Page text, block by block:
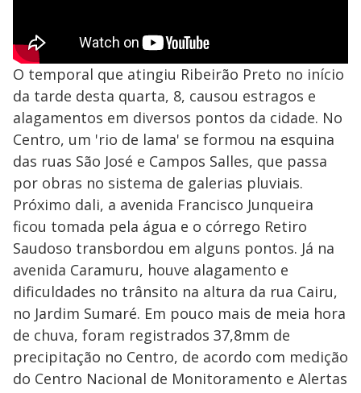
O temporal que atingiu Ribeirão Preto no início
da tarde desta quarta, 8, causou estragos e
alagamentos em diversos pontos da cidade. No
Centro, um 'rio de lama' se formou na esquina
das ruas São José e Campos Salles, que passa
por obras no sistema de galerias pluviais.
Próximo dali, a avenida Francisco Junqueira
ficou tomada pela água e o córrego Retiro
Saudoso transbordou em alguns pontos. Já na
avenida Caramuru, houve alagamento e
dificuldades no trânsito na altura da rua Cairu,
no Jardim Sumaré. Em pouco mais de meia hora
de chuva, foram registrados 37,8mm de
precipitação no Centro, de acordo com medição
do Centro Nacional de Monitoramento e Alertas